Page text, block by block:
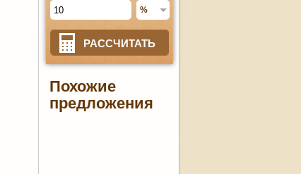
РАССЧИТАТЬ
Похожие
предложения